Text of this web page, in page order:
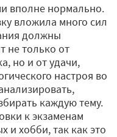
вполне нормально.
вложила много сил
должны
не только от
но и от удачи,
настроя во
каждую тему.
к экзаменам
и хобби, так как это